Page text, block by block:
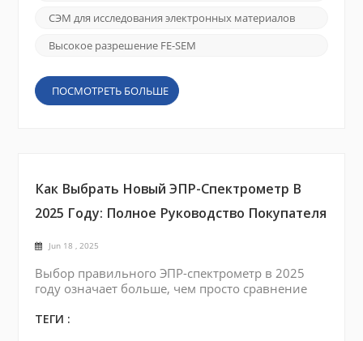
и общая надежность устройства. Поэтому
полупроводник-металл имеет важное значен...
СЭМ для исследования электронных материалов
Высокое разрешение FE-SEM
ПОСМОТРЕТЬ БОЛЬШЕ
Как Выбрать Новый ЭПР-Спектрометр В
2025 Году: Полное Руководство Покупателя
Jun 18 , 2025
Выбор правильного ЭПР-спектрометр в 2025
году означает больше, чем просто сравнение
химии, материаловедении, спинтронике и
ТЕГИ :